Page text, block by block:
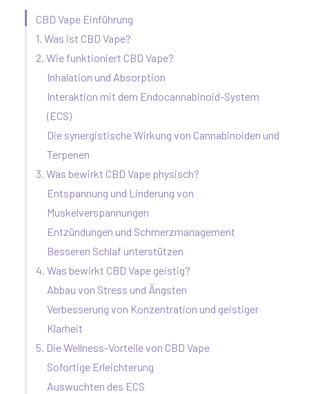
CBD Vape Einführung
1. Was ist CBD Vape?
2. Wie funktioniert CBD Vape?
Inhalation und Absorption
Interaktion mit dem Endocannabinoid-System
(ECS)
Die synergistische Wirkung von Cannabinoiden und
Terpenen
3. Was bewirkt CBD Vape physisch?
Entspannung und Linderung von
Muskelverspannungen
Entzündungen und Schmerzmanagement
Besseren Schlaf unterstützen
4. Was bewirkt CBD Vape geistig?
Abbau von Stress und Ängsten
Verbesserung von Konzentration und geistiger
Klarheit
5. Die Wellness-Vorteile von CBD Vape
Sofortige Erleichterung
Auswuchten des ECS